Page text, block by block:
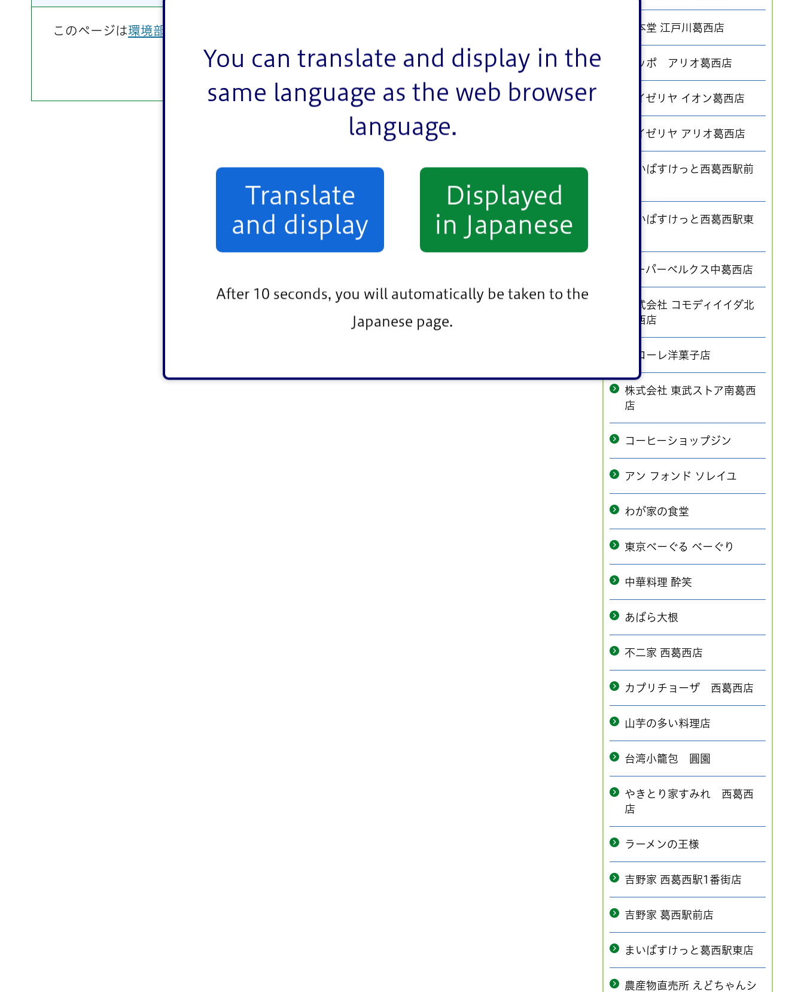
You can translate and display in the
same language as the web browser
language.
Translate
and display
Displayed
in Japanese
After 10 seconds, you will automatically be taken to the
Japanese page.
このページは環境部清掃課 一本堂 江戸川葛西店
ポッポ アリオ葛西店
サイゼリヤ イオン葛西店
サイゼリヤ アリオ葛西店
まいばすけっと西葛西駅前
まいばすけっと西葛西駅東
スーパーベルクス中葛西店
株式会社 コモディイイダ北
葛西店
パローレ洋菓子店
株式会社 東武ストア南葛西
店
コーヒーショップジン
アン フォンド ソレイユ
わが家の食堂
東京べーぐる べーぐり
中華料理 酔笑
あばら大根
不二家 西葛西店
カプリチョーザ 西葛西店
山芋の多い料理店
台湾小籠包 圓園
やきとり家すみれ 西葛西
店
ラーメンの王様
吉野家 西葛西駅1番街店
吉野家 葛西駅前店
まいばすけっと葛西駅東店
農産物直売所 えどちゃんシ